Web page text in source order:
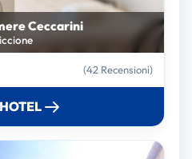
Ceccarini
(42 Recensioni)